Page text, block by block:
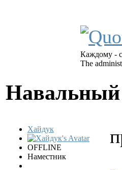
Каждому -
The
Хайдук
OFFLINE
Наместник